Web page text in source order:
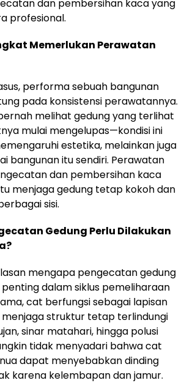
dan pembersihan kaca yang
profesional.
Memerlukan Perawatan
performa sebuah bangunan
pada konsistensi perawatannya.
melihat gedung yang terlihat
mulai mengelupas—kondisi ini
estetika, melainkan juga
bangunan itu sendiri. Perawatan
dan pembersihan kaca
menjaga gedung tetap kokoh dan
sisi.
Gedung Perlu Dilakukan
mengapa pengecatan gedung
dalam siklus pemeliharaan
cat berfungsi sebagai lapisan
menjaga struktur tetap terlindungi
sinar matahari, hingga polusi
tidak menyadari bahwa cat
dapat menyebabkan dinding
karena kelembapan dan jamur.